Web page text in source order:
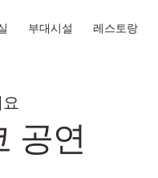
부대시설 레스토랑
공연